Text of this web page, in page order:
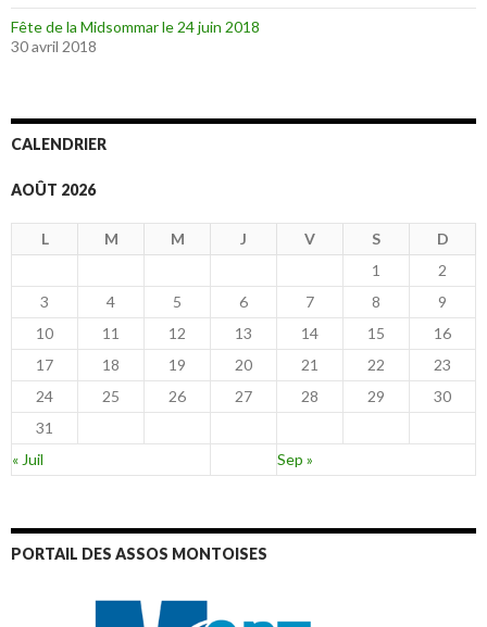
Fête de la Midsommar le 24 juin 2018
30 avril 2018
CALENDRIER
AOÛT 2026
L M M J V S
D
1
2
3
4 5 6 7 8
9
10
11 12 13 14 15
16
17
18 19 20 21 22
23
24
25 26 27 28 29
30
31
« Juil
Sep »
PORTAIL DES ASSOS MONTOISES